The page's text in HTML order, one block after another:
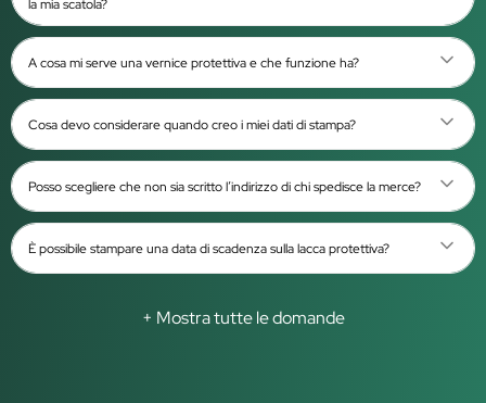
la mia scatola?
A cosa mi serve una vernice protettiva e che funzione ha?
Cosa devo considerare quando creo i miei dati di stampa?
Posso scegliere che non sia scritto l’indirizzo di chi spedisce la merce?
È possibile stampare una data di scadenza sulla lacca protettiva?
+ Mostra tutte le domande